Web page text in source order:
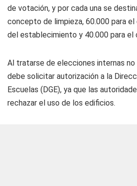
de votación, y por cada una se
concepto de limpieza, 60.000 para
del establecimiento y 40.000 para el
Al tratarse de elecciones internas
debe solicitar autorización a la
Escuelas (DGE), ya que las
rechazar el uso de los edificios.